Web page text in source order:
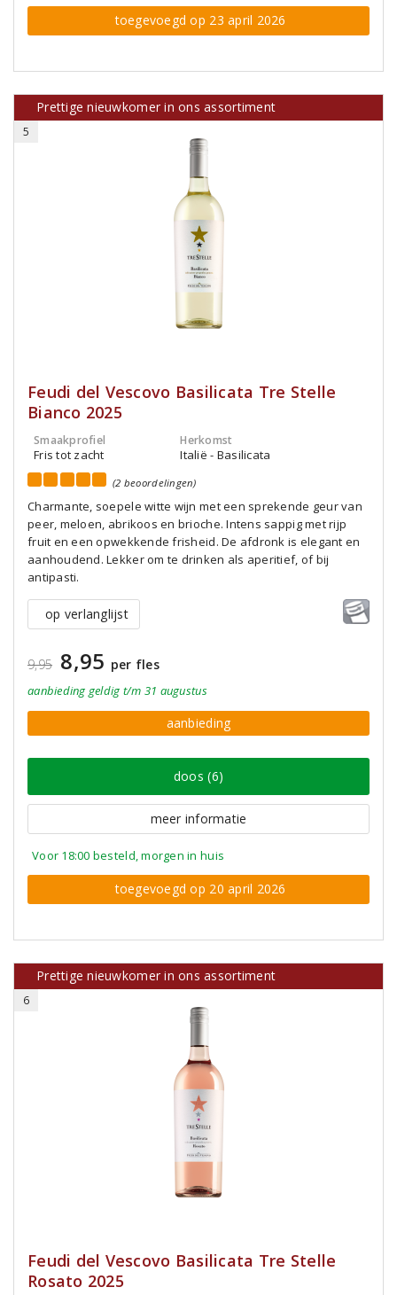
toegevoegd op 23 april 2026
Prettige nieuwkomer in ons assortiment
5
Feudi del Vescovo Basilicata Tre Stelle
Bianco 2025
Smaakprofiel
Fris tot zacht
Herkomst
Italië - Basilicata
(2 beoordelingen)
Charmante, soepele witte wijn met een sprekende geur van
peer, meloen, abrikoos en brioche. Intens sappig met rijp
fruit en een opwekkende frisheid. De afdronk is elegant en
aanhoudend. Lekker om te drinken als aperitief, of bij
antipasti.
op verlanglijst
9,95 8,95 per fles
aanbieding geldig t/m 31 augustus
aanbieding
doos (6)
meer informatie
Voor 18:00 besteld, morgen in huis
toegevoegd op 20 april 2026
Prettige nieuwkomer in ons assortiment
6
Feudi del Vescovo Basilicata Tre Stelle
Rosato 2025